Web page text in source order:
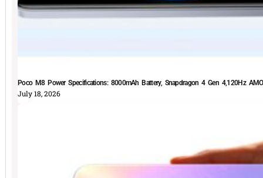
Poco M8 Power Specifications: 8000mAh Battery, Snapdragon 4 Gen 4,120Hz
July 18, 2026